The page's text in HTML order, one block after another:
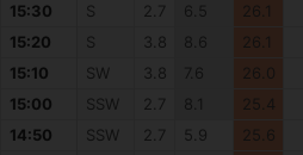
15:30
S 2.7 6.5 26.1
15:20
S 3.8 8.6 26.1
15:10
SW 3.8 7.6 26.0
15:00
SSW 2.7 8.1 25.4
14:50
SSW 2.7 5.9 25.6